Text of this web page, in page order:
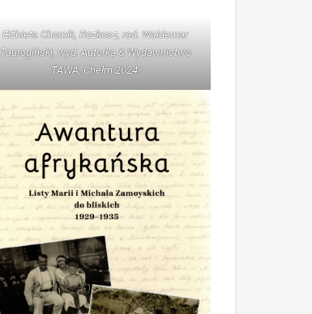
Elżbieta Chomik, Rozkosz, red. Waldemar
Taurogiński, wyd. Autorka & Wydawnictwo
TAWA, Chełm 2024.